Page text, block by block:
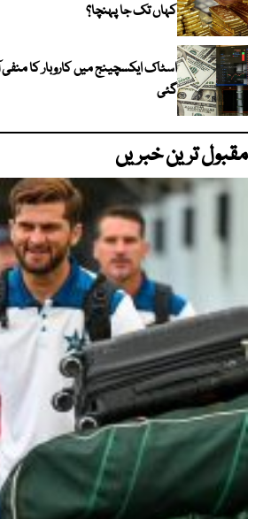
کہاں تک جا پہنچا؟
اسٹاک ایکسچینج میں کاروبار کا منفی
گئی
مقبول ترین خبریں